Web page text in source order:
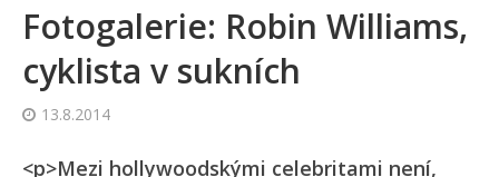
Fotogalerie: Robin Williams,
cyklista v sukních
13.8.2014
<p>Mezi hollywoodskými celebritami není,